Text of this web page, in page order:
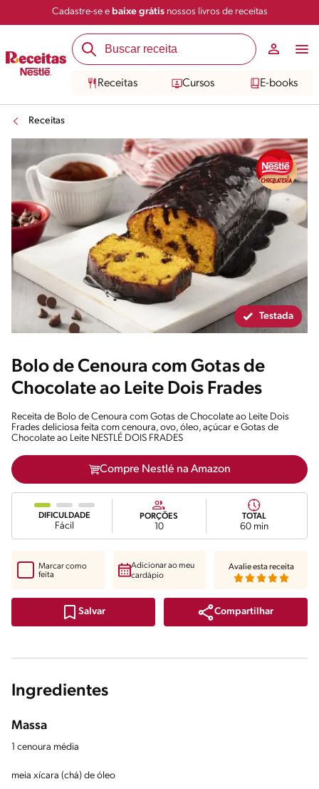
Cadastre-se e baixe grátisnossos livros de receitas
Receitas Cursos E-books
Receitas
Salvar Compartilhar
Testada
Bolo de Cenoura com Gotas de
Chocolate ao Leite Dois Frades
Receita de Bolo de Cenoura com Gotas de Chocolate ao Leite Dois
Frades deliciosa feita com cenoura, ovo, óleo, açúcar e Gotas de
Chocolate ao Leite NESTLÉ DOIS FRADES
Compre Nestlé na Amazon
DIFICULDADE
Fácil
PORÇÕES
10
TOTAL
60 min
Salvar Compartilhar
Marcar como
feita
Adicionar ao meu
cardápio
Avalie esta receita
Ingredientes
Massa
1 cenoura média
meia xícara (chá) de óleo